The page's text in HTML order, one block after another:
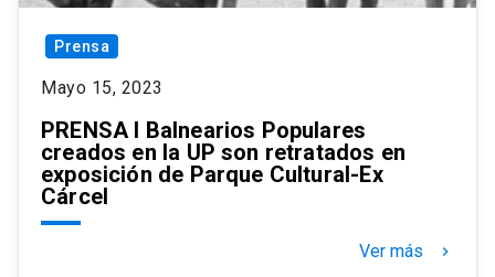
Prensa
Mayo 15, 2023
PRENSA I Balnearios Populares
creados en la UP son retratados en
exposición de Parque Cultural-Ex
Cárcel
Ver más keyboard_arrow_right